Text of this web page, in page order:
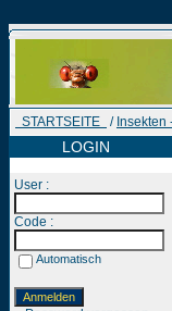
STARTSEITE / Insekten
LOGIN
User :
Code :
Automatisch